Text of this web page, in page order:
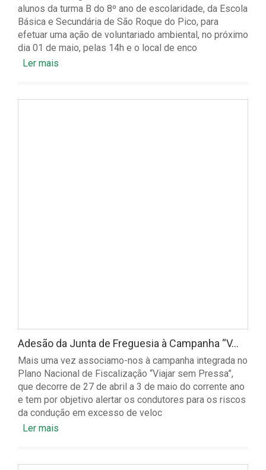
alunos da turma B do 8º ano de escolaridade, da Escola
Básica e Secundária de São Roque do Pico, para
efetuar uma ação de voluntariado ambiental, no próximo
dia 01 de maio, pelas 14h e o local de enco
Ler mais
Adesão da Junta de Freguesia à Campanha “V...
Mais uma vez associamo-nos à campanha integrada no
Plano Nacional de Fiscalização “Viajar sem Pressa”,
que decorre de 27 de abril a 3 de maio do corrente ano
e tem por objetivo alertar os condutores para os riscos
da condução em excesso de veloc
Ler mais